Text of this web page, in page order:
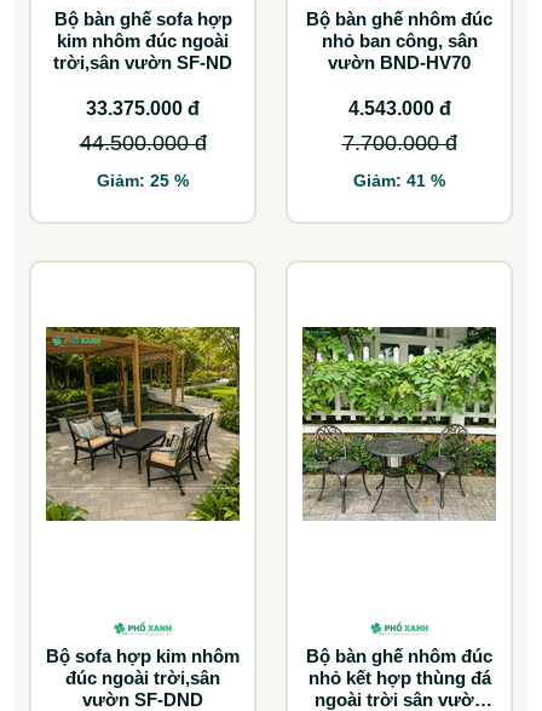
Bộ bàn ghế sofa hợp
kim nhôm đúc ngoài
trời,sân vườn SF-ND
33.375.000 đ
44.500.000 đ
Giảm: 25 %
Bộ bàn ghế nhôm đúc
nhỏ ban công, sân
vườn BND-HV70
4.543.000 đ
7.700.000 đ
Giảm: 41 %
Bộ sofa hợp kim nhôm
đúc ngoài trời,sân
vườn SF-DND
Bộ bàn ghế nhôm đúc
nhỏ kết hợp thùng đá
ngoài trời sân vườn